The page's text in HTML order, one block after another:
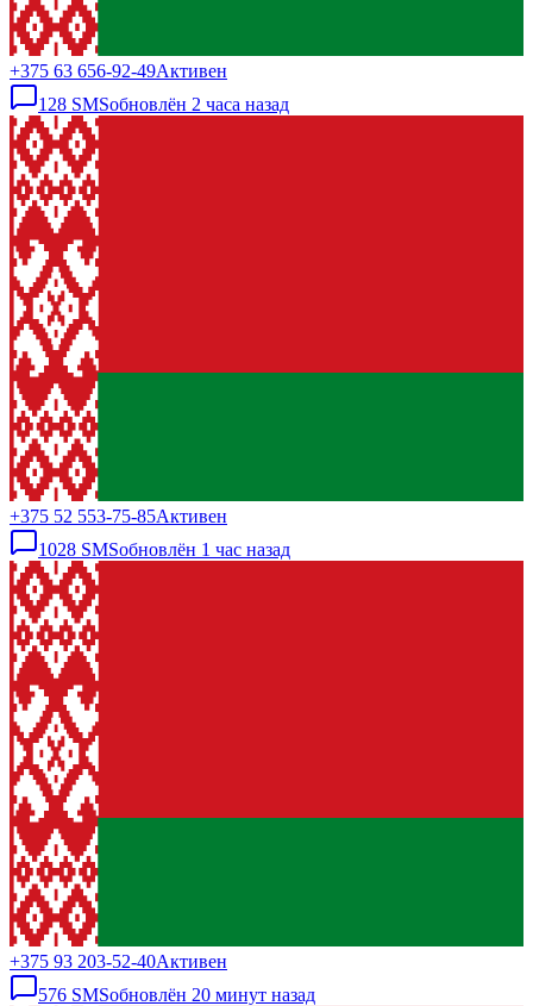
+375 63 656-92-49Активен
128 SMSобновлён 2 часа назад
+375 52 553-75-85Активен
1028 SMSобновлён 1 час назад
+375 93 203-52-40Активен
576 SMSобновлён 20 минут назад